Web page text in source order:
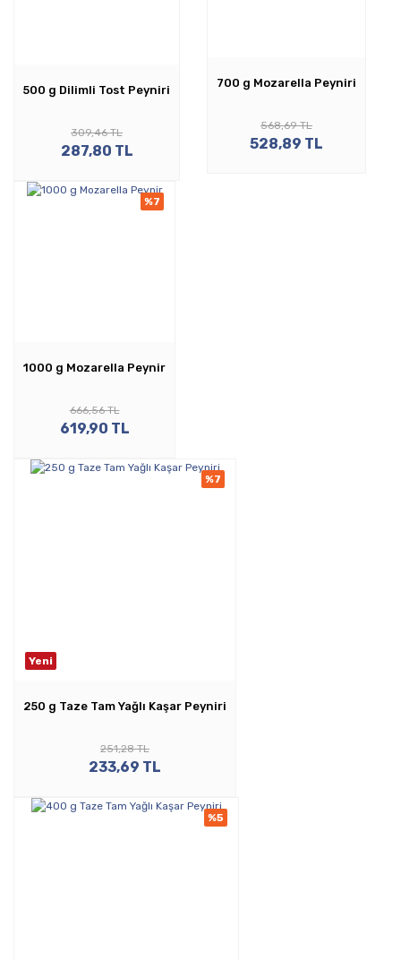
500 g Dilimli Tost Peyniri
287,80 TL
309,46 TL
700 g Mozarella Peyniri
528,89 TL
568,69 TL
%7
1000 g Mozarella Peynir
619,90 TL
666,56 TL
%7
Yeni
250 g Taze Tam Yağlı Kaşar Peyniri
233,69 TL
251,28 TL
%5